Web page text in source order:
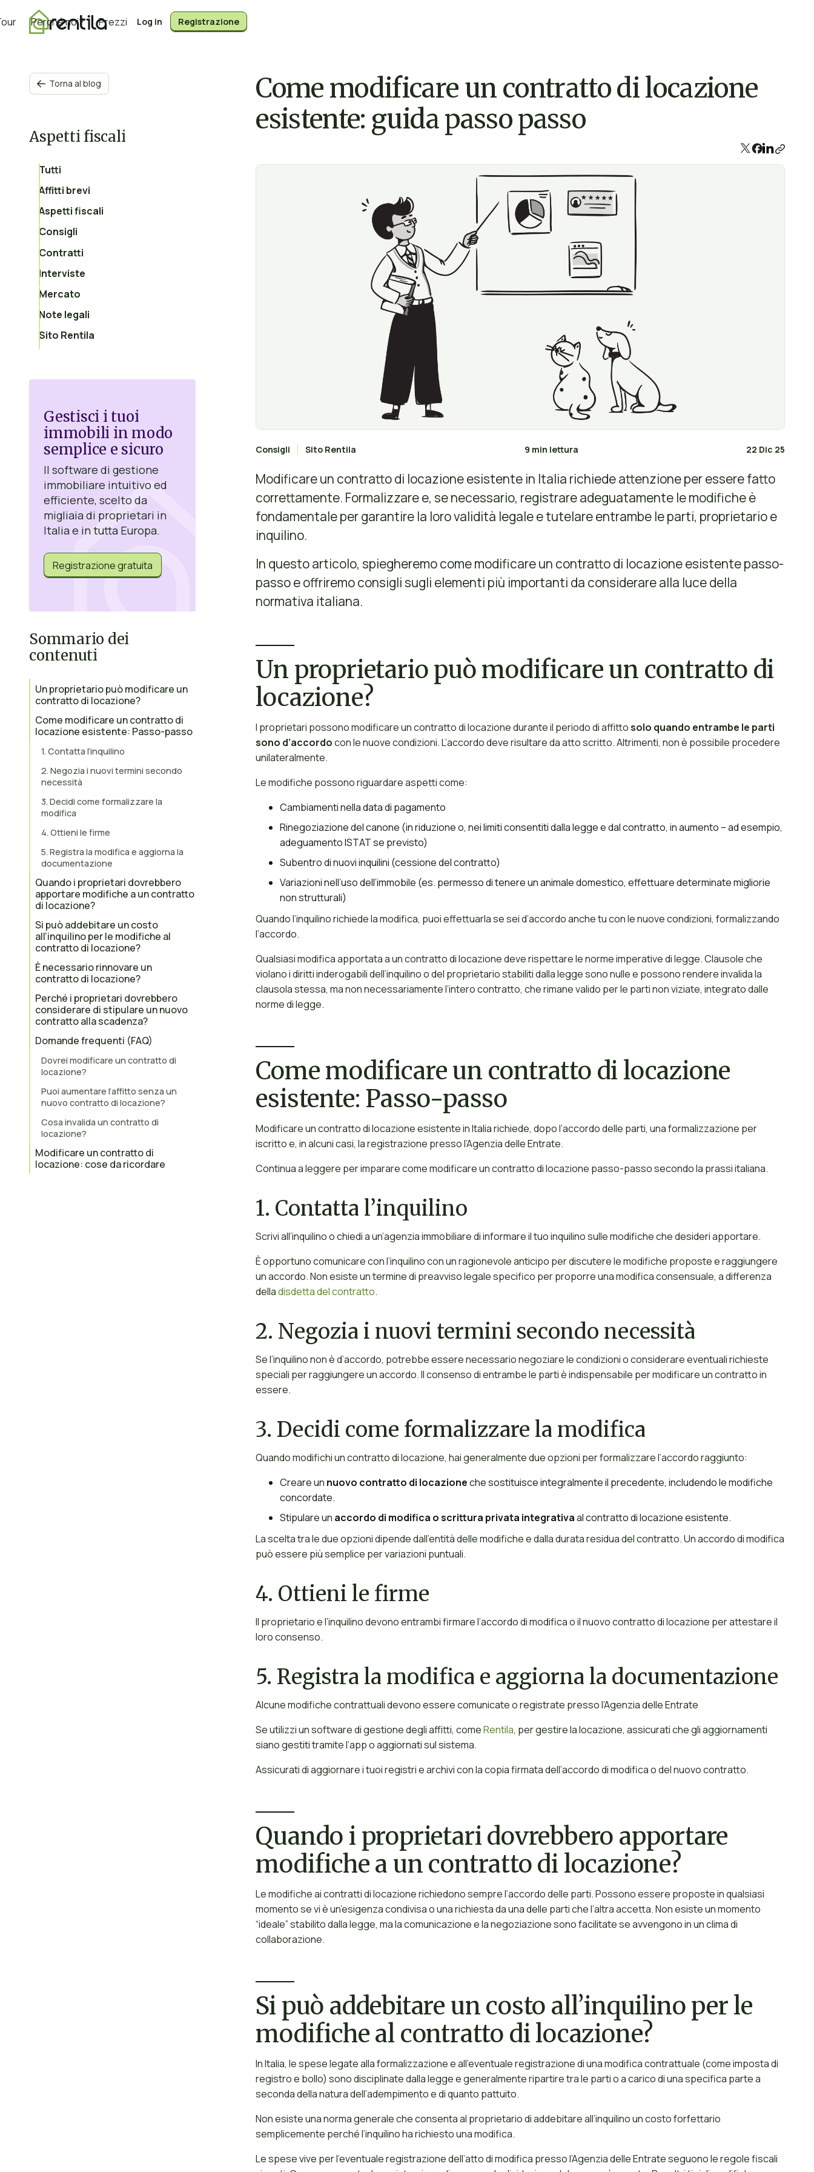
Log in Registrazione
Perché noi? Prezzi
 Torna al blog
Aspetti fiscali
Tutti
Affitti brevi
Aspetti fiscali
Consigli
Contratti
Interviste
Mercato
Note legali
Sito Rentila
Gestisci i tuoi
immobili in modo
semplice e sicuro
Il software di gestione
immobiliare intuitivo ed
efficiente, scelto da
migliaia di proprietari in
Italia e in tutta Europa.
Registrazione gratuita
Sommario dei
contenuti
Un proprietario può modificare un
contratto di locazione?
Come modificare un contratto di
locazione esistente: Passo-passo
1. Contatta l’inquilino
2. Negozia i nuovi termini secondo
necessità
3. Decidi come formalizzare la
modifica
4. Ottieni le firme
5. Registra la modifica e aggiorna la
documentazione
Quando i proprietari dovrebbero
apportare modifiche a un contratto
di locazione?
Si può addebitare un costo
all’inquilino per le modifiche al
contratto di locazione?
È necessario rinnovare un
contratto di locazione?
Perché i proprietari dovrebbero
considerare di stipulare un nuovo
contratto alla scadenza?
Domande frequenti (FAQ)
Dovrei modificare un contratto di
locazione?
Puoi aumentare l’affitto senza un
nuovo contratto di locazione?
Cosa invalida un contratto di
locazione?
Modificare un contratto di
locazione: cose da ricordare
Come modificare un contratto di locazione
esistente: guida passo passo
Consigli Sito Rentila 9 min lettura 22 Dic 25
Modificare un contratto di locazione esistente in Italia richiede attenzione per essere fatto
correttamente. Formalizzare e, se necessario, registrare adeguatamente le modifiche è
fondamentale per garantire la loro validità legale e tutelare entrambe le parti, proprietario e
inquilino.
In questo articolo, spiegheremo come modificare un contratto di locazione esistente passo-
passo e offriremo consigli sugli elementi più importanti da considerare alla luce della
normativa italiana.
Un proprietario può modificare un contratto di
locazione?
I proprietari possono modificare un contratto di locazione durante il periodo di affittosolo quando entrambe le parti
sono d’accordocon le nuove condizioni. L’accordo deve risultare da atto scritto. Altrimenti, non è possibile procedere
unilateralmente.
Le modifiche possono riguardare aspetti come:
Cambiamenti nella data di pagamento
Rinegoziazione del canone (in riduzione o, nei limiti consentiti dalla legge e dal contratto, in aumento – ad esempio,
adeguamento ISTAT se previsto)
Subentro di nuovi inquilini (cessione del contratto)
Variazioni nell’uso dell’immobile (es. permesso di tenere un animale domestico, effettuare determinate migliorie
non strutturali)
Quando l’inquilino richiede la modifica, puoi effettuarla se sei d’accordo anche tu con le nuove condizioni, formalizzando
l’accordo.
Qualsiasi modifica apportata a un contratto di locazione deve rispettare le norme imperative di legge. Clausole che
violano i diritti inderogabili dell’inquilino o del proprietario stabiliti dalla legge sono nulle e possono rendere invalida la
clausola stessa, ma non necessariamente l’intero contratto, che rimane valido per le parti non viziate, integrato dalle
norme di legge.
Come modificare un contratto di locazione
esistente: Passo-passo
Modificare un contratto di locazione esistente in Italia richiede, dopo l’accordo delle parti, una formalizzazione per
iscritto e, in alcuni casi, la registrazione presso l’Agenzia delle Entrate.
Continua a leggere per imparare come modificare un contratto di locazione passo-passo secondo la prassi italiana.
1. Contatta l’inquilino
Scrivi all’inquilino o chiedi a un’agenzia immobiliare di informare il tuo inquilino sulle modifiche che desideri apportare.
È opportuno comunicare con l’inquilino con un ragionevole anticipo per discutere le modifiche proposte e raggiungere
un accordo. Non esiste un termine di preavviso legale specifico per proporre una modifica consensuale, a differenza
delladisdetta del contratto.
2. Negozia i nuovi termini secondo necessità
Se l’inquilino non è d’accordo, potrebbe essere necessario negoziare le condizioni o considerare eventuali richieste
speciali per raggiungere un accordo. Il consenso di entrambe le parti è indispensabile per modificare un contratto in
essere.
3. Decidi come formalizzare la modifica
Quando modifichi un contratto di locazione, hai generalmente due opzioni per formalizzare l’accordo raggiunto:
Creare un nuovo contratto di locazioneche sostituisce integralmente il precedente, includendo le modifiche
concordate.
Stipulare un accordo di modifica o scrittura privata integrativaal contratto di locazione esistente.
La scelta tra le due opzioni dipende dall’entità delle modifiche e dalla durata residua del contratto. Un accordo di modifica
può essere più semplice per variazioni puntuali.
4. Ottieni le firme
Il proprietario e l’inquilino devono entrambi firmare l’accordo di modifica o il nuovo contratto di locazione per attestare il
loro consenso.
5. Registra la modifica e aggiorna la documentazione
Alcune modifiche contrattuali devono essere comunicate o registrate presso l’Agenzia delle Entrate
Se utilizzi un software di gestione degli affitti, comeRentila, per gestire la locazione, assicurati che gli aggiornamenti
siano gestiti tramite l’app o aggiornati sul sistema.
Assicurati di aggiornare i tuoi registri e archivi con la copia firmata dell’accordo di modifica o del nuovo contratto.
Quando i proprietari dovrebbero apportare
modifiche a un contratto di locazione?
Le modifiche ai contratti di locazione richiedono sempre l’accordo delle parti. Possono essere proposte in qualsiasi
momento se vi è un’esigenza condivisa o una richiesta da una delle parti che l’altra accetta. Non esiste un momento
“ideale” stabilito dalla legge, ma la comunicazione e la negoziazione sono facilitate se avvengono in un clima di
collaborazione.
Si può addebitare un costo all’inquilino per le
modifiche al contratto di locazione?
In Italia, le spese legate alla formalizzazione e all’eventuale registrazione di una modifica contrattuale (come imposta di
registro e bollo) sono disciplinate dalla legge e generalmente ripartire tra le parti o a carico di una specifica parte a
seconda della natura dell’adempimento e di quanto pattuito.
Non esiste una norma generale che consenta al proprietario di addebitare all’inquilino un costo forfettario
semplicemente perché l’inquilino ha richiesto una modifica.
Le spese vive per l’eventuale registrazione dell’atto di modifica presso l’Agenzia delle Entrate seguono le regole fiscali